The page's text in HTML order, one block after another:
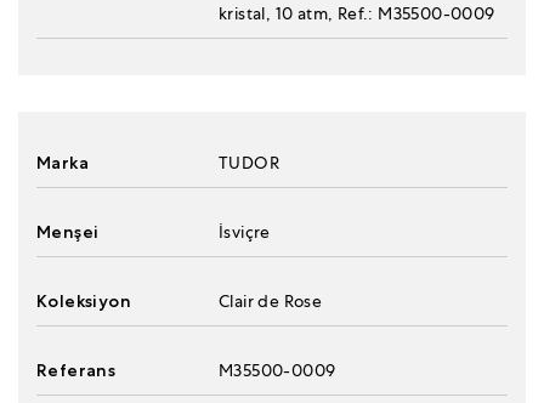
kristal, 10 atm, Ref.: M35500-0009
Marka TUDOR
Menşei İsviçre
Koleksiyon Clair de Rose
Referans M35500-0009